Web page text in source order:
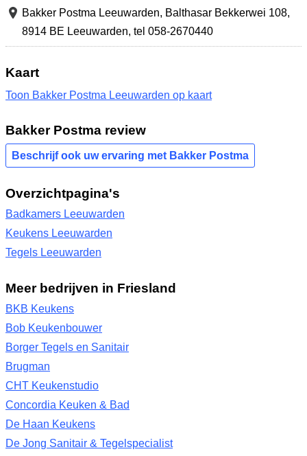
Bakker Postma Leeuwarden, Balthasar Bekkerwei 108,
8914 BE Leeuwarden, tel 058-2670440
Kaart
Toon Bakker Postma Leeuwarden op kaart
Bakker Postma review
Beschrijf ook uw ervaring met Bakker Postma
Overzichtpagina's
Badkamers Leeuwarden
Keukens Leeuwarden
Tegels Leeuwarden
Meer bedrijven in Friesland
BKB Keukens
Bob Keukenbouwer
Borger Tegels en Sanitair
Brugman
CHT Keukenstudio
Concordia Keuken & Bad
De Haan Keukens
De Jong Sanitair & Tegelspecialist